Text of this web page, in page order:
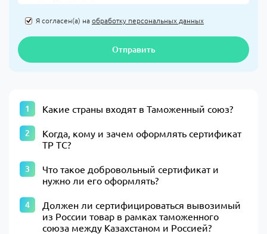
Я согласен(а) наобработку персональных данных
Отправить
Какие страны входят в Таможенный союз?
Когда, кому и зачем оформлять сертификат
ТР ТС?
Что такое добровольный сертификат и
нужно ли его оформлять?
Должен ли сертифицироваться вывозимый
из России товар в рамках таможенного
союза между Казахстаном и Россией?